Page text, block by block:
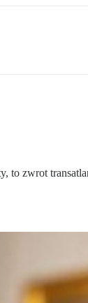
to zwrot